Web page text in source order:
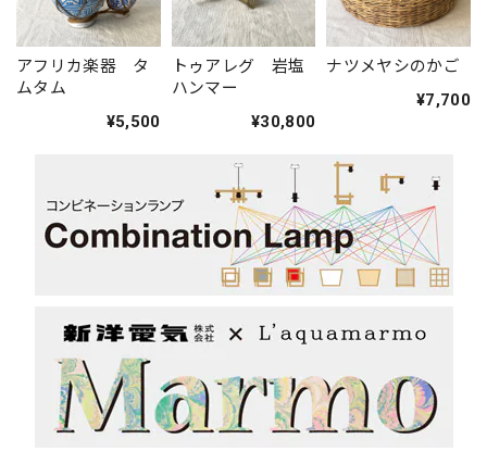
アフリカ楽器 タ
ムタム
¥5,500
トゥアレグ 岩塩
ハンマー
¥30,800
ナツメヤシのかご
¥7,700